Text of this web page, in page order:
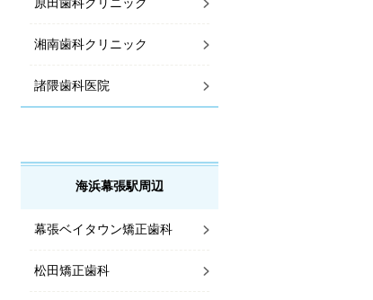
湘南歯科クリニック
諸隈歯科医院
海浜幕張駅周辺
幕張ベイタウン矯正歯科
松田矯正歯科